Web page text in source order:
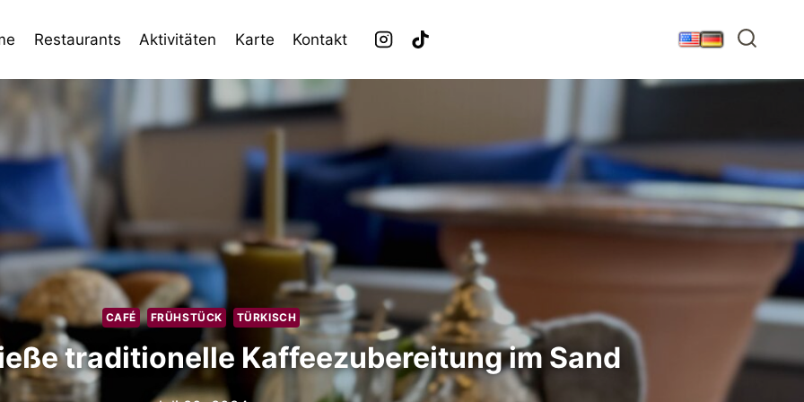
Restaurants Aktivitäten Karte Kontakt
CAFÉ FRÜHSTÜCK TÜRKISCH
traditionelle Kaffeezubereitung im Sand